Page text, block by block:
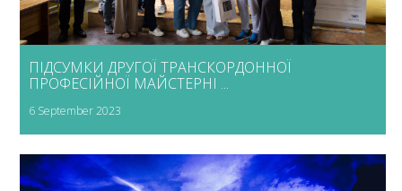
ПІДСУМКИ ДРУГОЇ ТРАНСКОРДОННОЇ
ПРОФЕСІЙНОЇ МАЙСТЕРНІ ...
6 September 2023